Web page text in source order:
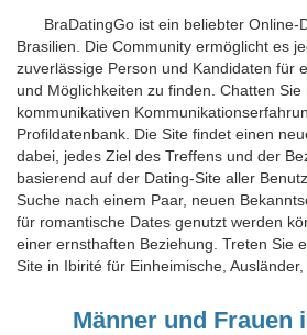
BraDatingGo ist ein beliebter Online-
Brasilien. Die Community ermöglicht es
zuverlässige Person und Kandidaten für
und Möglichkeiten zu finden. Chatten Sie
kommunikativen
Profildatenbank. Die Site findet einen
dabei, jedes Ziel des Treffens und der
basierend auf der Dating-Site aller
Suche nach einem Paar, neuen
für romantische Dates genutzt werden
einer ernsthaften Beziehung. Treten Sie
Site in Ibirité für Einheimische, Ausländer,
Männer und Frauen